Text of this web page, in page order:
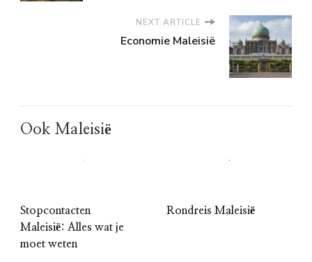
NEXT ARTICLE
Economie Maleisië
Ook Maleisië
Stopcontacten
Maleisië: Alles wat je
moet weten
Rondreis Maleisië